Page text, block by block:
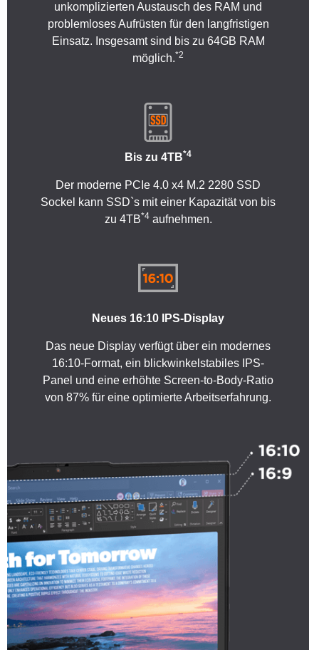
unkomplizierten Austausch des RAM und
problemloses Aufrüsten für den langfristigen
Einsatz. Insgesamt sind bis zu 64GB RAM
möglich.*2
Bis zu 4TB*4
Der moderne PCIe 4.0 x4 M.2 2280 SSD
Sockel kann SSD`s mit einer Kapazität von bis
zu 4TB*4aufnehmen.
Neues 16:10 IPS-Display
Das neue Display verfügt über ein modernes
16:10-Format, ein blickwinkelstabiles IPS-
Panel und eine erhöhte Screen-to-Body-Ratio
von 87% für eine optimierte Arbeitserfahrung.